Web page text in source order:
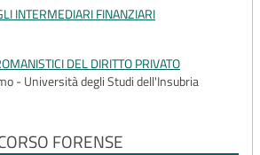
INTERMEDIARI FINANZIARI
DEL DIRITTO PRIVATO
- Università degli Studi dell'Insubria
FORENSE